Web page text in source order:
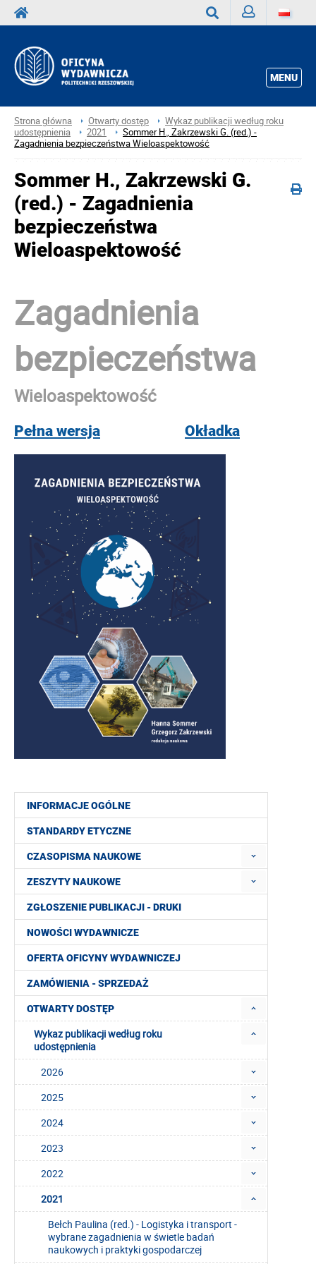
MENU
Strona główna Otwarty dostęp
Wykaz publikacji według roku
udostępnienia
2021
Sommer H., Zakrzewski G. (red.) -
Zagadnienia bezpieczeństwa Wieloaspektowość
INFORMACJE OGÓLNE
STANDARDY ETYCZNE
CZASOPISMA NAUKOWE
ZESZYTY NAUKOWE
ZGŁOSZENIE PUBLIKACJI - DRUKI
NOWOŚCI WYDAWNICZE
OFERTA OFICYNY WYDAWNICZEJ
ZAMÓWIENIA - SPRZEDAŻ
OTWARTY DOSTĘP
Wykaz publikacji według roku
udostępnienia
2026
2025
2024
2023
2022
2021
Bełch Paulina (red.) - Logistyka i transport -
wybrane zagadnienia w świetle badań
naukowych i praktyki gospodarczej
Sommer H., Zakrzewski G.
(red.) - Zagadnienia
bezpieczeństwa
Wieloaspektowość
Zagadnienia
bezpieczeństwa
Wieloaspektowość
Pełna wersja Okładka